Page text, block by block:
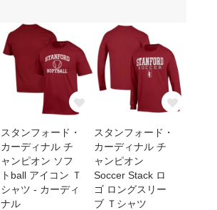
スタンフォード・
カーディナル チ
ャンピオン ソフ
トball アイコン Ｔ
シャツ - カーディ
ナル
スタンフォード・
カーディナル チ
ャンピオン
Soccer Stack ロ
ゴ ロングスリー
ブ Ｔシャツ